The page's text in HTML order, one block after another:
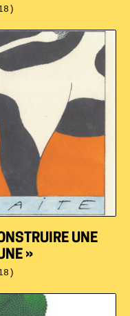
UNE
»